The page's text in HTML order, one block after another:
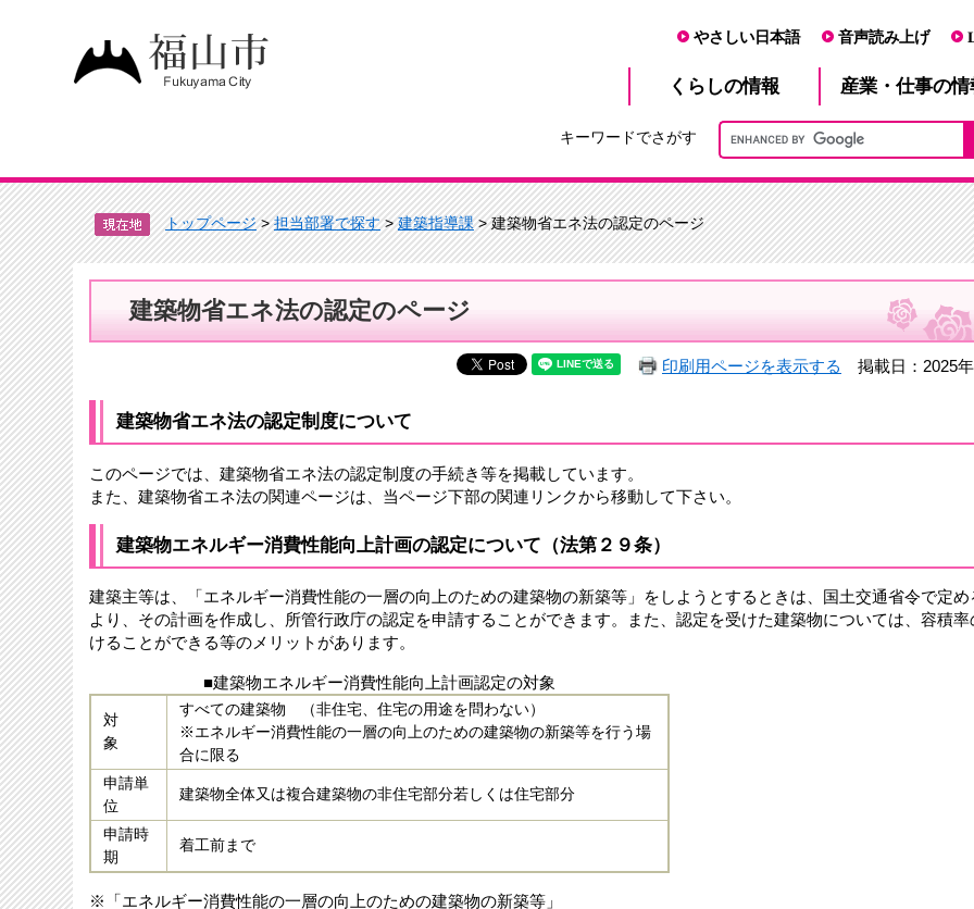
やさしい日本語 音声読み上げ
くらしの情報 産業・仕事の情
キーワードでさがす
トップページ>担当部署で探す>建築指導課> 建築物省エネ法の認定のページ
建築物省エネ法の認定のページ
印刷用ページを表示する 掲載日：2025
建築物省エネ法の認定制度について
このページでは、建築物省エネ法の認定制度の手続き等を掲載しています。
また、建築物省エネ法の関連ページは、当ページ下部の関連リンクから移動して下さい。
建築物エネルギー消費性能向上計画の認定について（法第２９条）
建築主等は、「エネルギー消費性能の一層の向上のための建築物の新築等」をしようとするときは、国土交通省令で定
より、その計画を作成し、所管行政庁の認定を申請することができます。また、認定を受けた建築物については、容積
けることができる等のメリットがあります。
■建築物エネルギー消費性能向上計画認定の対象
対
象
すべての建築物 （非住宅、住宅の用途を問わない）
※エネルギー消費性能の一層の向上のための建築物の新築等を行う場
合に限る
申請単
位
建築物全体又は複合建築物の非住宅部分若しくは住宅部分
申請時
期
着工前まで
※「エネルギー消費性能の一層の向上のための建築物の新築等」